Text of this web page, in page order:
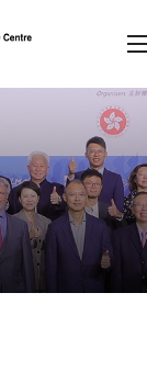
繁 简